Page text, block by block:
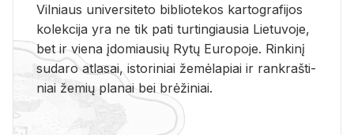
Vil­niaus uni­ver­si­te­to bi­b­lio­te­kos kar­to­gra­fi­jos
ko­lek­ci­ja yra ne tik pati tur­tin­giau­sia Lie­tu­vo­je,
bet ir vie­na įdo­miau­sių Rytų Eu­ro­po­je. Rin­ki­nį
su­da­ro at­la­sai, is­to­ri­niai že­mė­la­piai ir rank­raš­ti­
niai že­mių pla­nai bei brė­ži­niai.